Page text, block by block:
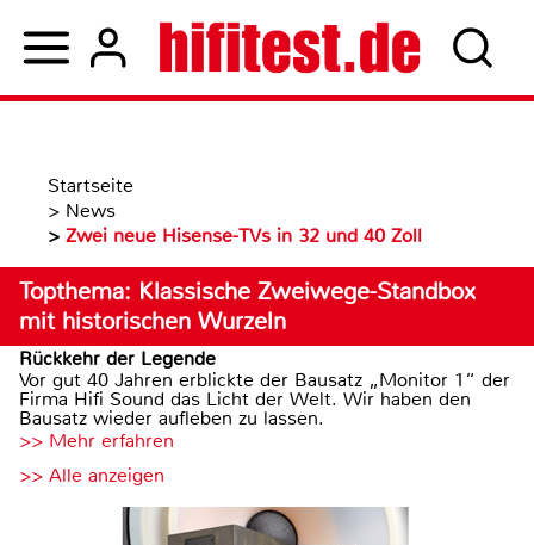
Startseite
> News
> Zwei neue Hisense-TVs in 32 und 40 Zoll
Topthema: Klassische Zweiwege-Standbox
mit historischen Wurzeln
Rückkehr der Legende
Vor gut 40 Jahren erblickte der Bausatz „Monitor 1“ der
Firma Hifi Sound das Licht der Welt. Wir haben den
Bausatz wieder aufleben zu lassen.
>> Mehr erfahren
>> Alle anzeigen